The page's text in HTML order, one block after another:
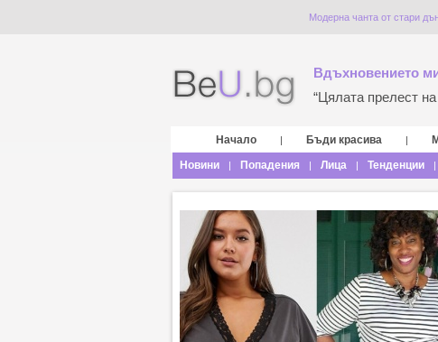
Модерна чанта от стари
Вдъхновението
“Цялата прелест
Начало | Бъди красива |
Новини | Попадения | Лица | Тенденции |